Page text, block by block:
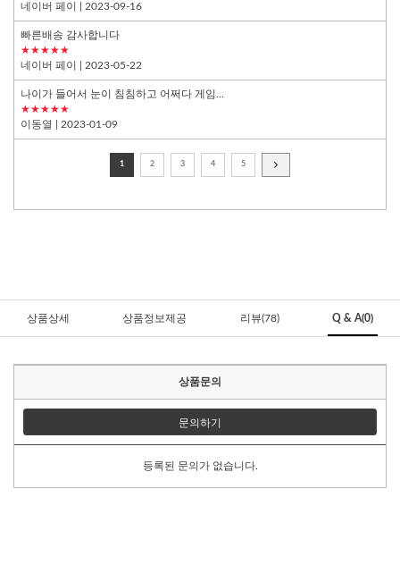
네이버 페이 | 2023-09-16
빠른배송 감사합니다
★★★★★
네이버 페이 | 2023-05-22
나이가 들어서 눈이 침침하고 어쩌다 게임...
★★★★★
이동열 | 2023-01-09
1 2 3 4 5
상품상세 상품정보제공 리뷰(78) Q & A(0)
상품문의
문의하기
등록된 문의가 없습니다.